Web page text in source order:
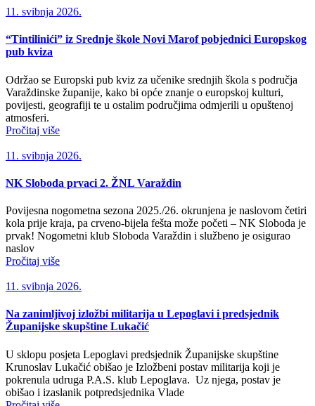
11. svibnja 2026.
“Tintilinići” iz Srednje škole Novi Marof pobjednici Europskog
pub kviza
Održao se Europski pub kviz za učenike srednjih škola s područja
Varaždinske županije, kako bi opće znanje o europskoj kulturi,
povijesti, geografiji te u ostalim područjima odmjerili u opuštenoj
atmosferi.
Pročitaj više
11. svibnja 2026.
NK Sloboda prvaci 2. ŽNL Varaždin
Povijesna nogometna sezona 2025./26. okrunjena je naslovom četiri
kola prije kraja, pa crveno-bijela fešta može početi – NK Sloboda je
prvak! Nogometni klub Sloboda Varaždin i službeno je osigurao
naslov
Pročitaj više
11. svibnja 2026.
Na zanimljivoj izložbi militarija u Lepoglavi i predsjednik
Županijske skupštine Lukačić
​U sklopu posjeta Lepoglavi predsjednik Županijske skupštine
Krunoslav Lukačić obišao je Izložbeni postav militarija koji je
pokrenula udruga P.A.S. klub Lepoglava. Uz njega, postav je
obišao i izaslanik potpredsjednika Vlade